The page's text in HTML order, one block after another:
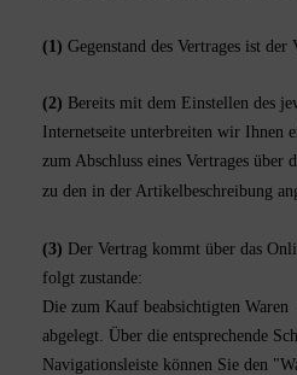
(1) Gegenstand des Vertrages ist der
(2) Bereits mit dem Einstellen des
Internetseite unterbreiten wir Ihnen
zum Abschluss eines Vertrages über
zu den in der Artikelbeschreibung
(3) Der Vertrag kommt über das
folgt zustande:
Die zum Kauf beabsichtigten
abgelegt. Über die entsprechende
Navigationsleiste können Sie den